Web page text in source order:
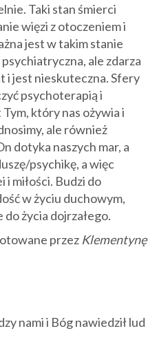
Taki stan śmierci
więzi z otoczeniem i
jest w takim stanie
ale zdarza
i jest nieskuteczna. Sfery
psychoterapią i
który nas ożywia i
ale również
dotyka naszych mar, a
psychikę, a więc
i miłości. Budzi do
w życiu duchowym,
życia dojrzałego.
przez Klementynę
nami i Bóg nawiedził lud